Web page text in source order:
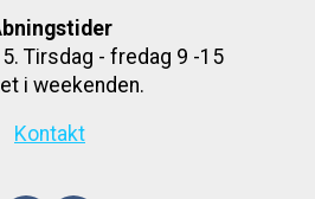
Tirsdag - fredag 9 -15
i weekenden.
Kontakt